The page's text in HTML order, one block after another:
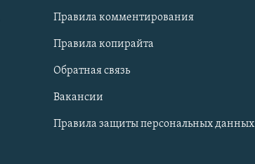
Правила комментирования
Правила копирайта
Обратная связь
Вакансии
Правила защиты персональных данных